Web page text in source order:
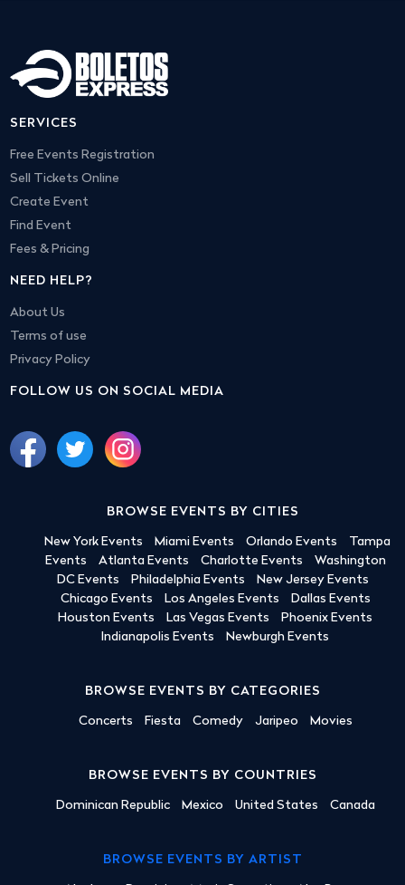
SERVICES
Free Events Registration
Sell Tickets Online
Create Event
Find Event
Fees & Pricing
NEED HELP?
About Us
Terms of use
Privacy Policy
FOLLOW US ON SOCIAL MEDIA
BROWSE EVENTS BY CITIES
New York Events Miami Events Orlando Events
Tampa
Events
Atlanta Events Charlotte Events
Washington
DC Events
Philadelphia Events
New Jersey Events
Chicago Events
Los Angeles Events
Dallas Events
Houston Events
Las Vegas Events
Phoenix Events
Indianapolis Events
Newburgh Events
BROWSE EVENTS BY CATEGORIES
Concerts Fiesta Comedy Jaripeo Movies
BROWSE EVENTS BY COUNTRIES
Dominican Republic Mexico United States Canada
BROWSE EVENTS BY ARTIST